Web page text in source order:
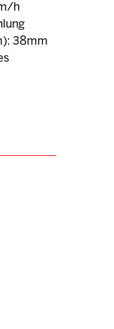
h
38mm